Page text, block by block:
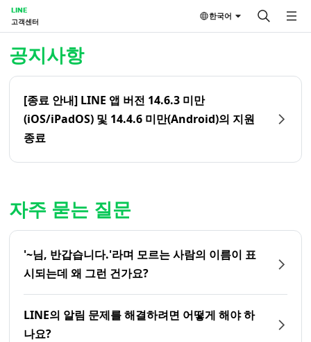
LINE
고객센터
한국어
공지사항
[종료 안내] LINE 앱 버전 14.6.3 미만
(iOS/iPadOS) 및 14.4.6 미만(Android)의 지원
종료
자주 묻는 질문
'~님, 반갑습니다.'라며 모르는 사람의 이름이 표
시되는데 왜 그런 건가요?
LINE의 알림 문제를 해결하려면 어떻게 해야 하
나요?